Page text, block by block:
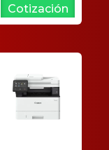
Cotización